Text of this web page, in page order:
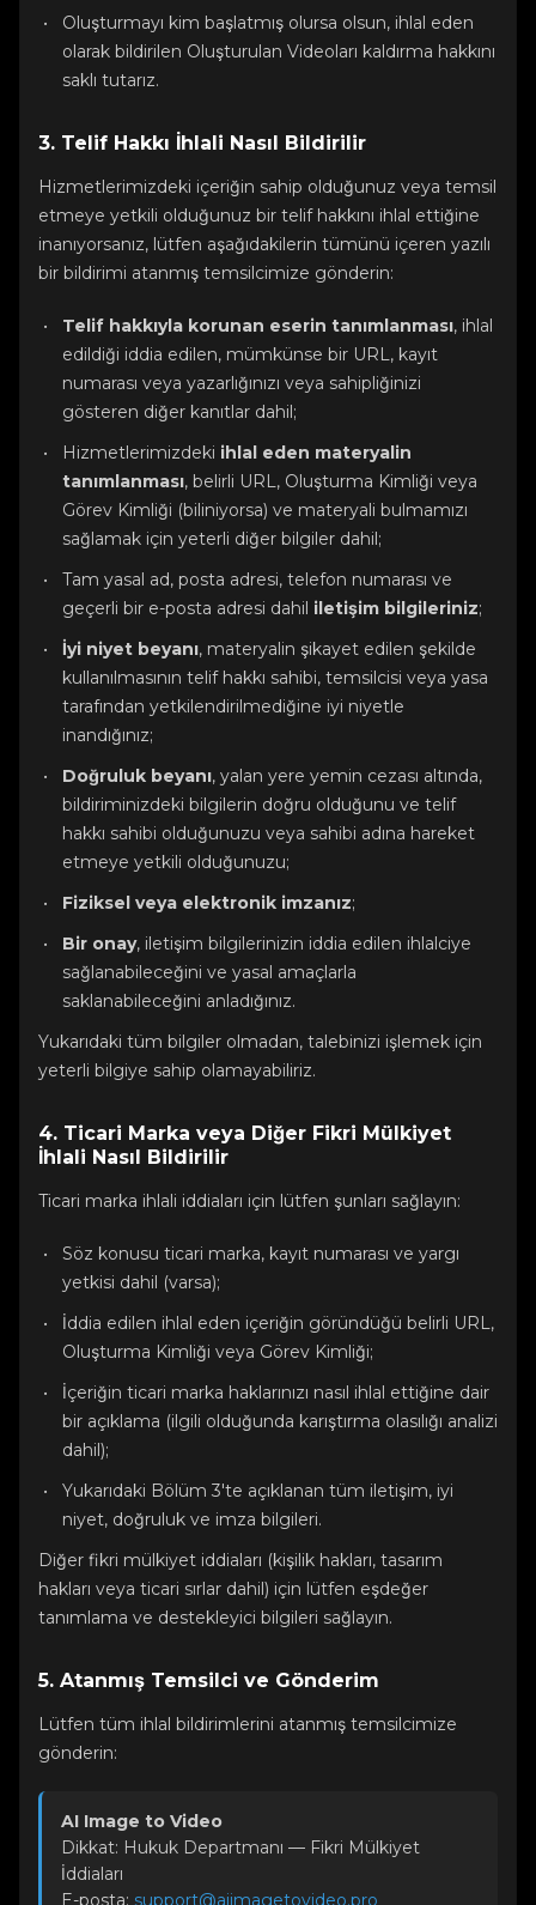
Oluşturmayı kim başlatmış olursa olsun, ihlal eden
olarak bildirilen Oluşturulan Videoları kaldırma hakkını
saklı tutarız.
3. Telif Hakkı İhlali Nasıl Bildirilir
Hizmetlerimizdeki içeriğin sahip olduğunuz veya temsil
etmeye yetkili olduğunuz bir telif hakkını ihlal ettiğine
inanıyorsanız, lütfen aşağıdakilerin tümünü içeren yazılı
bir bildirimi atanmış temsilcimize gönderin:
Telif hakkıyla korunan eserin tanımlanması, ihlal
edildiği iddia edilen, mümkünse bir URL, kayıt
numarası veya yazarlığınızı veya sahipliğinizi
gösteren diğer kanıtlar dahil;
Hizmetlerimizdeki ihlal eden materyalin
tanımlanması, belirli URL, Oluşturma Kimliği veya
Görev Kimliği (biliniyorsa) ve materyali bulmamızı
sağlamak için yeterli diğer bilgiler dahil;
Tam yasal ad, posta adresi, telefon numarası ve
geçerli bir e-posta adresi dahil iletişim bilgileriniz;
İyi niyet beyanı, materyalin şikayet edilen şekilde
kullanılmasının telif hakkı sahibi, temsilcisi veya yasa
tarafından yetkilendirilmediğine iyi niyetle
inandığınız;
Doğruluk beyanı, yalan yere yemin cezası altında,
bildiriminizdeki bilgilerin doğru olduğunu ve telif
hakkı sahibi olduğunuzu veya sahibi adına hareket
etmeye yetkili olduğunuzu;
Fiziksel veya elektronik imzanız;
Bir onay, iletişim bilgilerinizin iddia edilen ihlalciye
sağlanabileceğini ve yasal amaçlarla
saklanabileceğini anladığınız.
Yukarıdaki tüm bilgiler olmadan, talebinizi işlemek için
yeterli bilgiye sahip olamayabiliriz.
4. Ticari Marka veya Diğer Fikri Mülkiyet
İhlali Nasıl Bildirilir
Ticari marka ihlali iddiaları için lütfen şunları sağlayın:
Söz konusu ticari marka, kayıt numarası ve yargı
yetkisi dahil (varsa);
İddia edilen ihlal eden içeriğin göründüğü belirli URL,
Oluşturma Kimliği veya Görev Kimliği;
İçeriğin ticari marka haklarınızı nasıl ihlal ettiğine dair
bir açıklama (ilgili olduğunda karıştırma olasılığı analizi
dahil);
Yukarıdaki Bölüm 3'te açıklanan tüm iletişim, iyi
niyet, doğruluk ve imza bilgileri.
Diğer fikri mülkiyet iddiaları (kişilik hakları, tasarım
hakları veya ticari sırlar dahil) için lütfen eşdeğer
tanımlama ve destekleyici bilgileri sağlayın.
5. Atanmış Temsilci ve Gönderim
Lütfen tüm ihlal bildirimlerini atanmış temsilcimize
gönderin:
AI Image to Video
Dikkat: Hukuk Departmanı — Fikri Mülkiyet
İddiaları
E-posta: support@aiimagetovideo.pro